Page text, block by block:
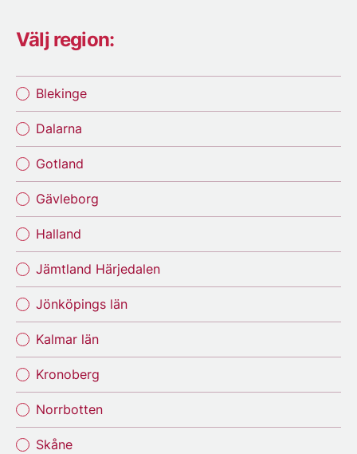
Välj region:
Blekinge
Dalarna
Gotland
Gävleborg
Halland
Jämtland Härjedalen
Jönköpings län
Kalmar län
Kronoberg
Norrbotten
Skåne